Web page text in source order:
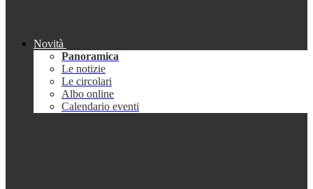
Novità
Panoramica
Le notizie
Le circolari
Albo online
Calendario eventi